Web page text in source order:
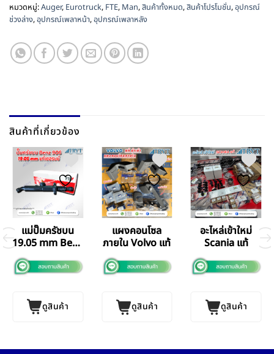
หมวดหมู่:Auger, Eurotruck, FTE, Man,สินค้าทั้งหมด,สินค้าโปรโมชั่น,อุปกรณ์
ช่วงล่าง,อุปกรณ์เพลาหน้า,อุปกรณ์เพลาหลัง
สินค้าที่เกี่ยวข้อง
แม่ปั๊มครัชบน
19.05 mm Benz
ดูสินค้า
แผงคอนโซล
ภายใน Volvo แท้
ดูสินค้า
อะไหล่เข้าใหม่
Scania แท้
ดูสินค้า